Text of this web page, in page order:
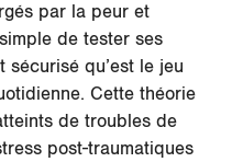
par la peur et
de tester ses
sécurisé qu’est le jeu
Cette théorie
de troubles de
post-traumatiques